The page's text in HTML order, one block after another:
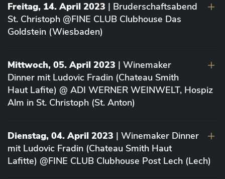
Freitag, 14. April 2023 | Bruderschaftsabend
St. Christoph @FINE CLUB Clubhouse Das
Goldstein (Wiesbaden)
Mittwoch, 05. April 2023 | Winemaker
Dinner mit Ludovic Fradin (Chateau Smith
Haut Lafite) @ ADI WERNER WEINWELT, Hospiz
Alm in St. Christoph (St. Anton)
Dienstag, 04. April 2023 | Winemaker Dinner
mit Ludovic Fradin (Chateau Smith Haut
Lafitte) @FINE CLUB Clubhouse Post Lech (Lech)